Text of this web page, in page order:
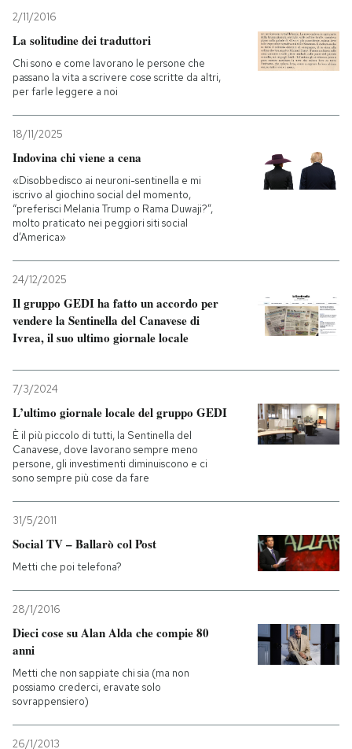
2/11/2016
La solitudine dei traduttori
Chi sono e come lavorano le persone che
passano la vita a scrivere cose scritte da altri,
per farle leggere a noi
18/11/2025
Indovina chi viene a cena
«Disobbedisco ai neuroni-sentinella e mi
iscrivo al giochino social del momento,
“preferisci Melania Trump o Rama Duwaji?”,
molto praticato nei peggiori siti social
d’America»
24/12/2025
Il gruppo GEDI ha fatto un accordo per
vendere la Sentinella del Canavese di
Ivrea, il suo ultimo giornale locale
7/3/2024
L’ultimo giornale locale del gruppo GEDI
È il più piccolo di tutti, la Sentinella del
Canavese, dove lavorano sempre meno
persone, gli investimenti diminuiscono e ci
sono sempre più cose da fare
31/5/2011
Social TV – Ballarò col Post
Metti che poi telefona?
28/1/2016
Dieci cose su Alan Alda che compie 80
anni
Metti che non sappiate chi sia (ma non
possiamo crederci, eravate solo
sovrappensiero)
26/1/2013